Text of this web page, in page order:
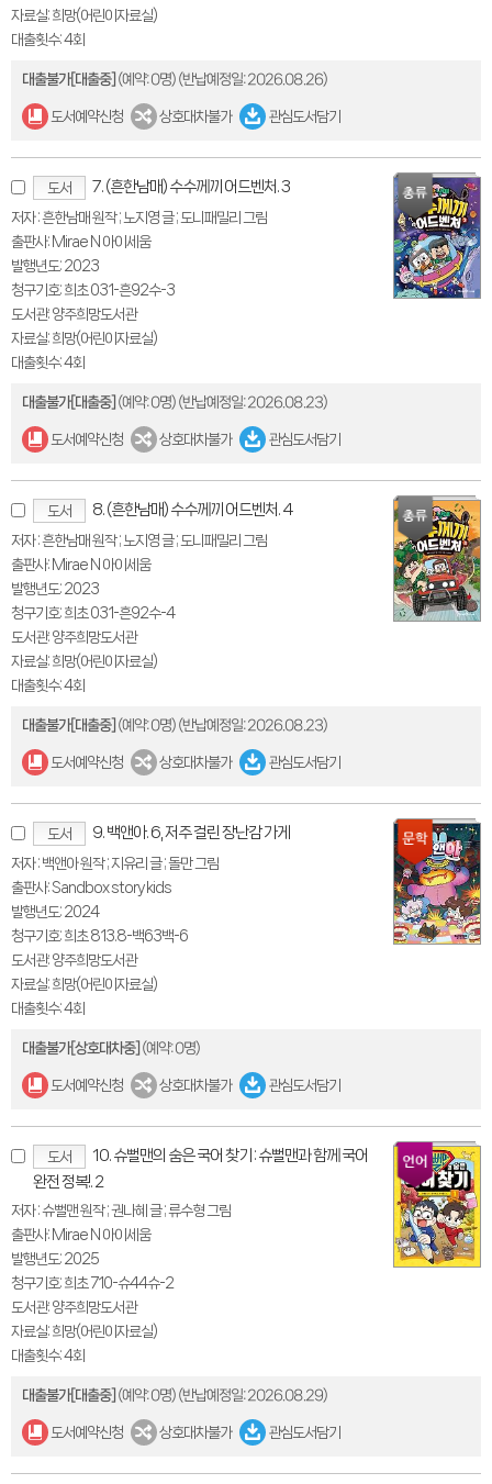
자료실: 희망(어린이자료실)
대출횟수: 4회
대출불가[대출중] (예약: 0명)(반납예정일: 2026.08.26)
도서예약신청 상호대차불가 관심도서담기
도서 7. (흔한남매) 수수께끼 어드벤처. 3
저자 : 흔한남매 원작 ; 노지영 글 ; 도니패밀리 그림
출판사: Mirae N 아이세움
발행년도: 2023
청구기호: 희초 031-흔92수-3
도서관: 양주희망도서관
자료실: 희망(어린이자료실)
대출횟수: 4회
대출불가[대출중] (예약: 0명)(반납예정일: 2026.08.23)
도서예약신청 상호대차불가 관심도서담기
도서 8. (흔한남매) 수수께끼 어드벤처. 4
저자 : 흔한남매 원작 ; 노지영 글 ; 도니패밀리 그림
출판사: Mirae N 아이세움
발행년도: 2023
청구기호: 희초 031-흔92수-4
도서관: 양주희망도서관
자료실: 희망(어린이자료실)
대출횟수: 4회
대출불가[대출중] (예약: 0명)(반납예정일: 2026.08.23)
도서예약신청 상호대차불가 관심도서담기
도서 9. 백앤아. 6, 저주 걸린 장난감 가게
저자 : 백앤아 원작 ; 지유리 글 ; 돌만 그림
출판사: Sandbox story kids
발행년도: 2024
청구기호: 희초 813.8-백63백-6
도서관: 양주희망도서관
자료실: 희망(어린이자료실)
대출횟수: 4회
대출불가[상호대차중] (예약: 0명)
도서예약신청 상호대차불가 관심도서담기
도서
10. 슈뻘맨의 숨은 국어 찾기 : 슈뻘맨과 함께 국어
완전 정복!. 2
저자 : 슈뻘맨 원작 ; 권나혜 글 ; 류수형 그림
출판사: Mirae N 아이세움
발행년도: 2025
청구기호: 희초 710-슈44슈-2
도서관: 양주희망도서관
자료실: 희망(어린이자료실)
대출횟수: 4회
대출불가[대출중] (예약: 0명)(반납예정일: 2026.08.29)
도서예약신청 상호대차불가 관심도서담기